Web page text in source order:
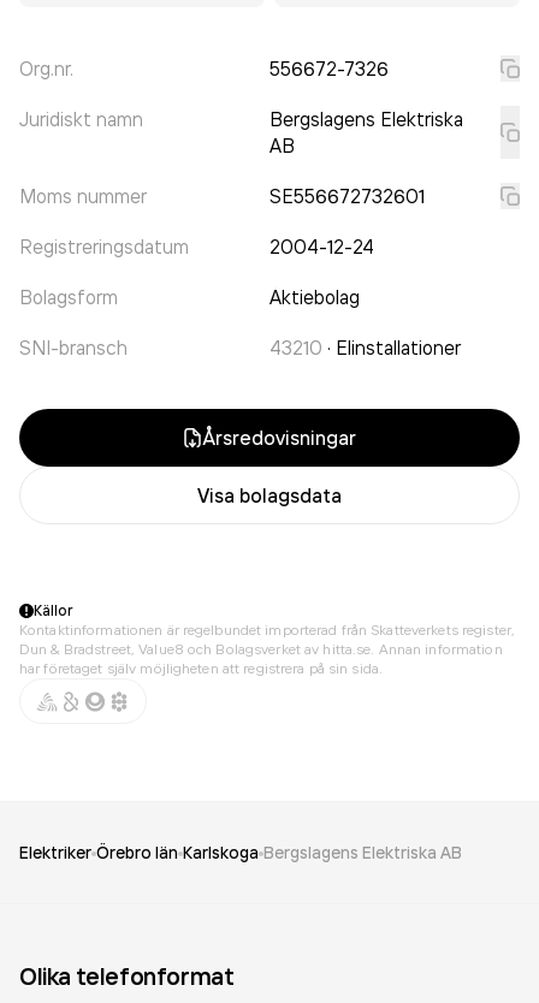
Org.nr. 556672-7326
Juridiskt namn
Bergslagens Elektriska
AB
Moms nummer SE556672732601
Registreringsdatum 2004-12-24
Bolagsform Aktiebolag
SNI-bransch 43210 · Elinstallationer
Årsredovisningar
Visa bolagsdata
Källor
Kontaktinformationen är regelbundet importerad från Skatteverkets register,
Dun & Bradstreet, Value8 och Bolagsverket av hitta.se. Annan information
har företaget själv möjligheten att registrera på sin sida.
Elektriker Örebro län Karlskoga Bergslagens Elektriska AB
Olika telefonformat